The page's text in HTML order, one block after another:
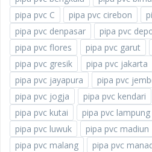
pipa pvc C
pipa pvc cirebon
pipa pvc denpasar
pipa pvc
pipa pvc flores
pipa pvc garut
pipa pvc gresik
pipa pvc jakarta
pipa pvc jayapura
pipa pvc
pipa pvc jogja
pipa pvc kendari
pipa pvc kutai
pipa pvc lampung
pipa pvc luwuk
pipa pvc madiun
pipa pvc malang
pipa pvc